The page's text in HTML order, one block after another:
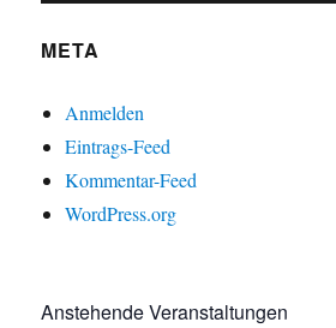
META
Anmelden
Eintrags-Feed
Kommentar-Feed
WordPress.org
Anstehende Veranstaltungen